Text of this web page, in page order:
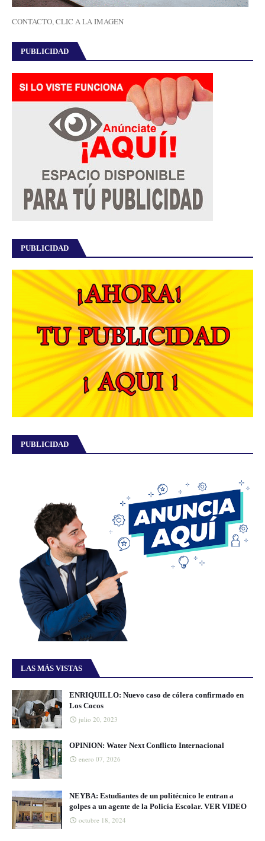
CONTACTO, CLIC A LA IMAGEN
PUBLICIDAD
PUBLICIDAD
PUBLICIDAD
LAS MÁS VISTAS
ENRIQUILLO: Nuevo caso de cólera confirmado en
Los Cocos
julio 20, 2023
OPINION: Water Next Conflicto Internacional
enero 07, 2026
NEYBA: Estudiantes de un politécnico le entran a
golpes a un agente de la Policía Escolar. VER VIDEO
octubre 18, 2024